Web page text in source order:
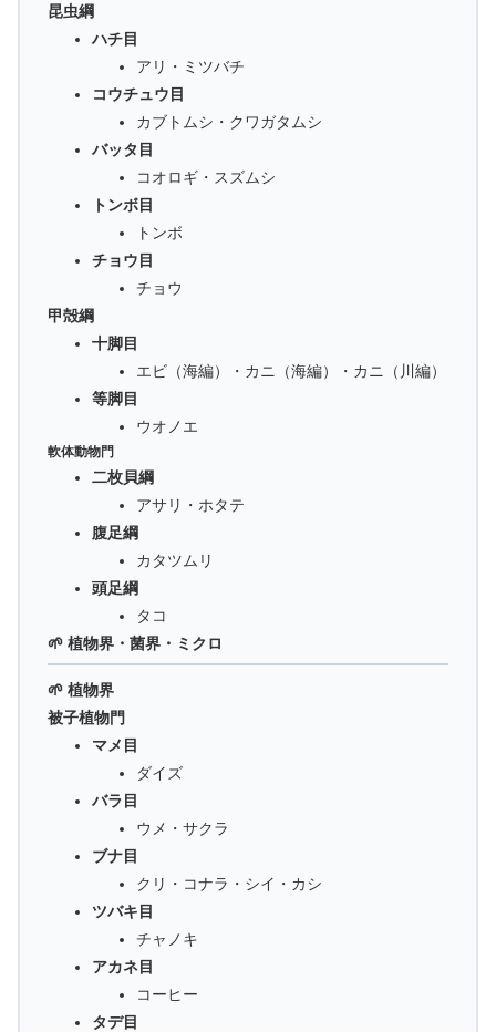
昆虫綱
ハチ目
アリ・ミツバチ
コウチュウ目
カブトムシ・クワガタムシ
バッタ目
コオロギ・スズムシ
トンボ目
トンボ
チョウ目
チョウ
甲殻綱
十脚目
エビ（海編）・カニ（海編）・カニ（川編）
等脚目
ウオノエ
軟体動物門
二枚貝綱
アサリ・ホタテ
腹足綱
カタツムリ
頭足綱
タコ
🌱 植物界・菌界・ミクロ
🌱 植物界
被子植物門
マメ目
ダイズ
バラ目
ウメ・サクラ
ブナ目
クリ・コナラ・シイ・カシ
ツバキ目
チャノキ
アカネ目
コーヒー
タデ目